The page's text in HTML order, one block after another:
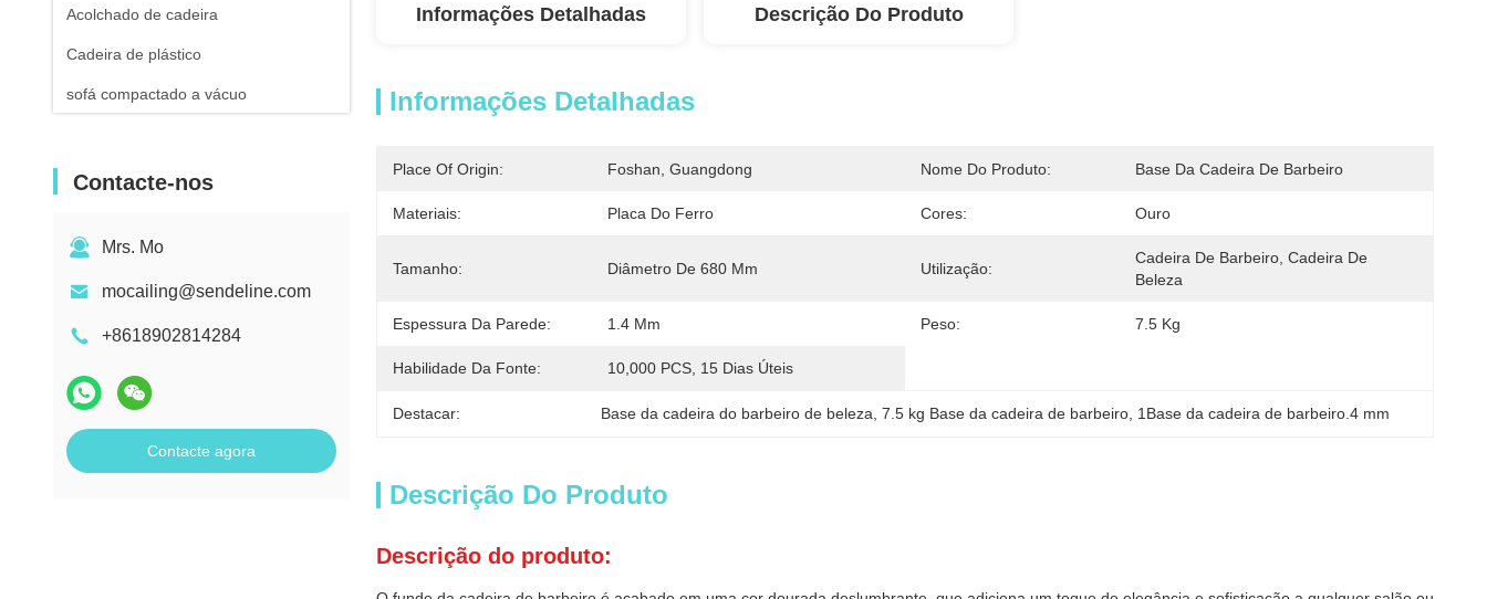
Acolchado de cadeira
Cadeira de plástico
sofá compactado a vácuo
Contacte-nos
Mrs. Mo
mocailing@sendeline.com
+8618902814284
Contacte agora
Informações Detalhadas Descrição Do Produto
Informações Detalhadas
Place Of Origin: Foshan, Guangdong Nome Do Produto: Base Da Cadeira De Barbeiro
Materiais: Placa Do Ferro Cores: Ouro
Tamanho: Diâmetro De 680 Mm Utilização:
Cadeira De Barbeiro, Cadeira De
Beleza
Espessura Da Parede: 1.4 Mm Peso: 7.5 Kg
Habilidade Da Fonte: 10,000 PCS, 15 Dias Úteis
Destacar: Base da cadeira do barbeiro de beleza , 7.5 kg Base da cadeira de barbeiro 1Base da cadeira de barbeiro.4 mm
Descrição Do Produto
Descrição do produto: